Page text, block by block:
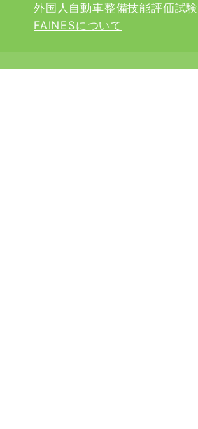
外国人自動車整備技能評価試験
FAINESについて